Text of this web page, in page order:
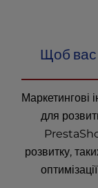
Щоб вас
Маркетингові
для
розвитку,